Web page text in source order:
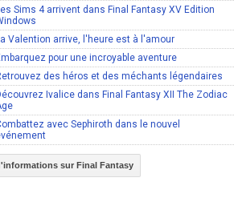
Sims 4 arrivent dans Final Fantasy XV Edition
Valention arrive, l'heure est à l'amour
pour une incroyable aventure
des héros et des méchants légendaires
Ivalice dans Final Fantasy XII The Zodiac
avec Sephiroth dans le nouvel
sur Final Fantasy